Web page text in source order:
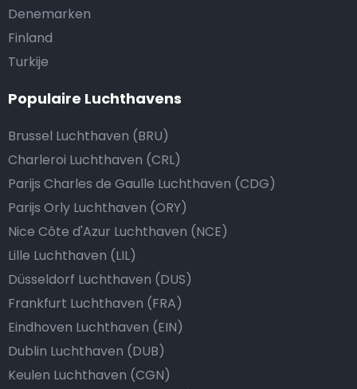
Denemarken
Finland
Turkije
Populaire Luchthavens
Brussel Luchthaven (BRU)
Charleroi Luchthaven (CRL)
Parijs Charles de Gaulle Luchthaven (CDG)
Parijs Orly Luchthaven (ORY)
Nice Côte d'Azur Luchthaven (NCE)
Lille Luchthaven (LIL)
Düsseldorf Luchthaven (DUS)
Frankfurt Luchthaven (FRA)
Eindhoven Luchthaven (EIN)
Dublin Luchthaven (DUB)
Keulen Luchthaven (CGN)